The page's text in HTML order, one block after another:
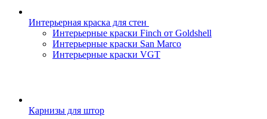
Интерьерная краска для стен
Интерьерные краски Finch от Goldshell
Интерьерные краски San Marco
Интерьерные краски VGT
Карнизы для штор